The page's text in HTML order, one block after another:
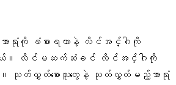
ာရုံကို ခံစားရတာနဲ့ လိင်အင်္ဂါကို
ယ်။ လိင်မဆက်ဆံခင် လိင်အင်္ဂါကို
ပါ။ သုတ်လွှတ်စောသူတွေနဲ့ သုတ်လွှတ်မည့်အာရုံ